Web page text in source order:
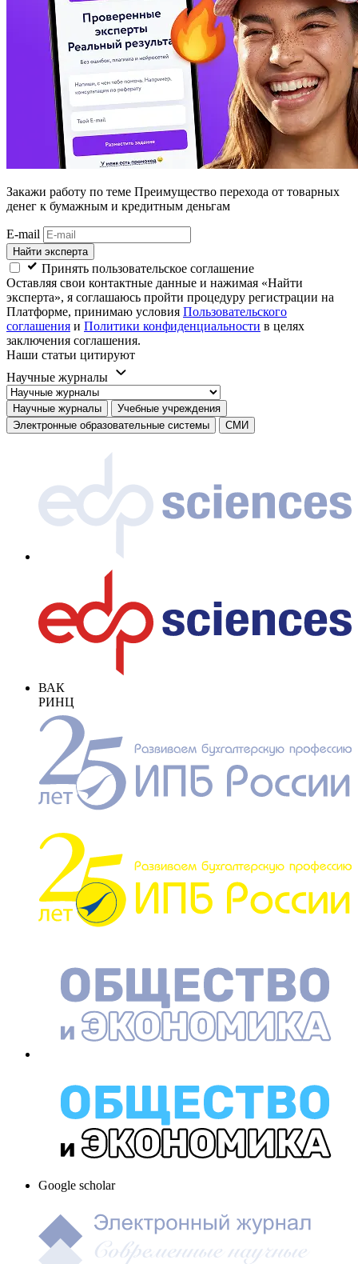
Закажи работу по теме Преимущество перехода от товарных
денег к бумажным и кредитным деньгам
E-mail
Найти эксперта
Принять пользовательское соглашение
Оставляя свои контактные данные и нажимая «Найти
эксперта», я соглашаюсь пройти процедуру регистрации на
Платформе, принимаю условия Пользовательского
соглашения и Политики конфиденциальности в целях
заключения соглашения.
Наши статьи цитируют
Научные журналы
Научные журналы
Учебные учреждения
Электронные образовательные системы
СМИ
ВАК
РИНЦ
Google scholar